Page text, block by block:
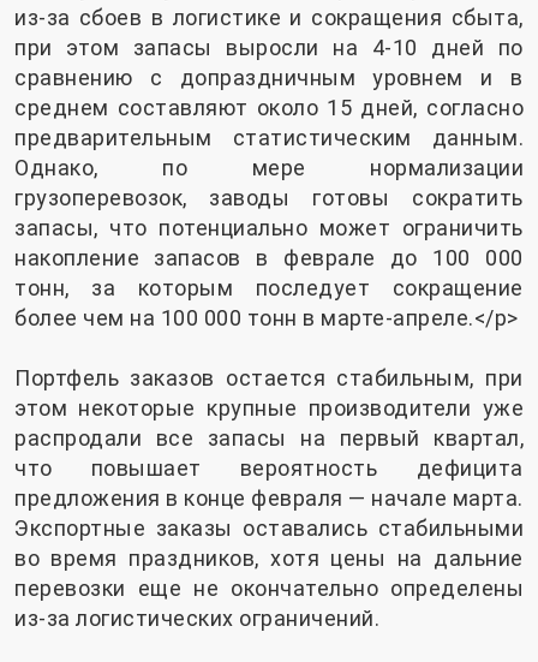
из-за сбоев в логистике и сокращения сбыта,
при этом запасы выросли на 4-10 дней по
сравнению с допраздничным уровнем и в
среднем составляют около 15 дней, согласно
предварительным статистическим данным.
Однако, по мере нормализации
грузоперевозок, заводы готовы сократить
запасы, что потенциально может ограничить
накопление запасов в феврале до 100 000
тонн, за которым последует сокращение
более чем на 100 000 тонн в марте-апреле.</p>
Портфель заказов остается стабильным, при
этом некоторые крупные производители уже
распродали все запасы на первый квартал,
что повышает вероятность дефицита
предложения в конце февраля — начале марта.
Экспортные заказы оставались стабильными
во время праздников, хотя цены на дальние
перевозки еще не окончательно определены
из-за логистических ограничений.